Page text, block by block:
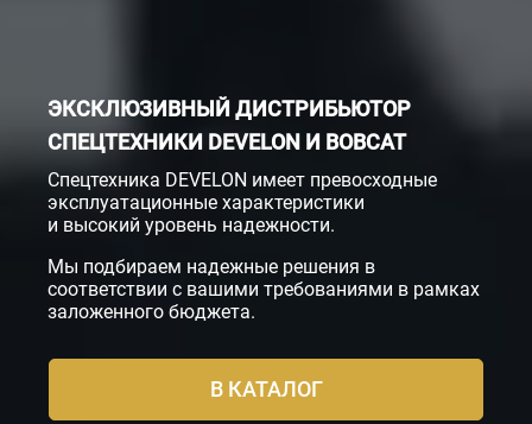
ЭКСКЛЮЗИВНЫЙ ДИСТРИБЬЮТОР
СПЕЦТЕХНИКИ DEVELON И BOBCAT
Спецтехника DEVELON имеет превосходные
эксплуатационные характеристики
и высокий уровень надежности.
Мы подбираем надежные решения в
соответствии с вашими требованиями в рамках
заложенного бюджета.
В КАТАЛОГ